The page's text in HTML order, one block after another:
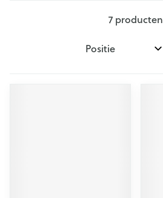
7 producten
Sorteer op: